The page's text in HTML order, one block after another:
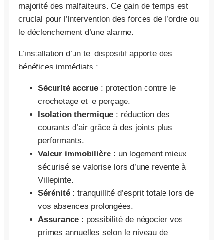
majorité des malfaiteurs. Ce gain de temps est
crucial pour l’intervention des forces de l’ordre ou
le déclenchement d’une alarme.
L’installation d’un tel dispositif apporte des
bénéfices immédiats :
Sécurité accrue : protection contre le
crochetage et le perçage.
Isolation thermique : réduction des
courants d’air grâce à des joints plus
performants.
Valeur immobilière : un logement mieux
sécurisé se valorise lors d’une revente à
Villepinte.
Sérénité : tranquillité d’esprit totale lors de
vos absences prolongées.
Assurance : possibilité de négocier vos
primes annuelles selon le niveau de